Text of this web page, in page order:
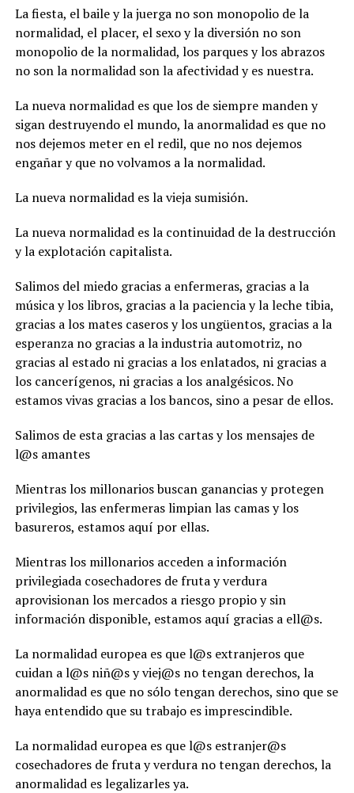
La fiesta, el baile y la juerga no son monopolio de la
normalidad, el placer, el sexo y la diversión no son
monopolio de la normalidad, los parques y los abrazos
no son la normalidad son la afectividad y es nuestra.
La nueva normalidad es que los de siempre manden y
sigan destruyendo el mundo, la anormalidad es que no
nos dejemos meter en el redil, que no nos dejemos
engañar y que no volvamos a la normalidad.
La nueva normalidad es la vieja sumisión.
La nueva normalidad es la continuidad de la destrucción
y la explotación capitalista.
Salimos del miedo gracias a enfermeras, gracias a la
música y los libros, gracias a la paciencia y la leche tibia,
gracias a los mates caseros y los ungüentos, gracias a la
esperanza no gracias a la industria automotriz, no
gracias al estado ni gracias a los enlatados, ni gracias a
los cancerígenos, ni gracias a los analgésicos. No
estamos vivas gracias a los bancos, sino a pesar de ellos.
Salimos de esta gracias a las cartas y los mensajes de
l@s amantes
Mientras los millonarios buscan ganancias y protegen
privilegios, las enfermeras limpian las camas y los
basureros, estamos aquí por ellas.
Mientras los millonarios acceden a información
privilegiada cosechadores de fruta y verdura
aprovisionan los mercados a riesgo propio y sin
información disponible, estamos aquí gracias a ell@s.
La normalidad europea es que l@s extranjeros que
cuidan a l@s niñ@s y viej@s no tengan derechos, la
anormalidad es que no sólo tengan derechos, sino que se
haya entendido que su trabajo es imprescindible.
La normalidad europea es que l@s estranjer@s
cosechadores de fruta y verdura no tengan derechos, la
anormalidad es legalizarles ya.